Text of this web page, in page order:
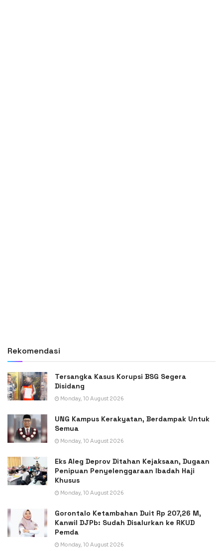
Rekomendasi
Tersangka Kasus Korupsi BSG Segera
Disidang
Monday, 10 August 2026
UNG Kampus Kerakyatan, Berdampak Untuk
Semua
Monday, 10 August 2026
Eks Aleg Deprov Ditahan Kejaksaan, Dugaan
Penipuan Penyelenggaraan Ibadah Haji
Khusus
Monday, 10 August 2026
Gorontalo Ketambahan Duit Rp 207,26 M,
Kanwil DJPb: Sudah Disalurkan ke RKUD
Pemda
Monday, 10 August 2026